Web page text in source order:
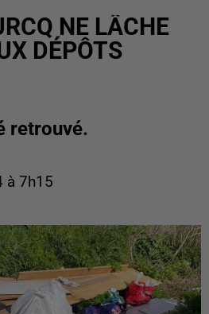
NE LÂCHE
DÉPÔTS
retrouvé.
à 7h15